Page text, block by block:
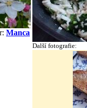
Manca
Další fotografie: